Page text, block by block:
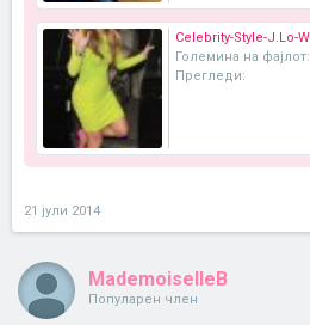
Големина на фајлот:
Прегледи:
21 јули 2014
MademoiselleB
Популарен член